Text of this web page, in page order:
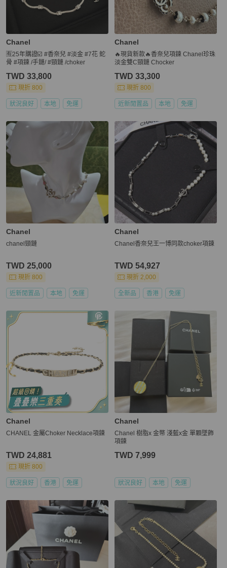
Chanel
🈶25年購證☑️ #香奈兒 #淡金 #7花 蛇
骨 #項鍊 /手鏈/ #頸鏈 /choker
TWD 33,800
現折 800
狀況良好 本地 免運
Chanel
🔥現貨新款🔥香奈兒項鍊 Chanel珍珠
淡金雙C頸鏈 Chocker
TWD 33,300
現折 800
近新閒置品 本地 免運
Chanel
chanel頸鏈
TWD 25,000
現折 800
近新閒置品 本地 免運
Chanel
Chanel香奈兒王一博同款choker項鍊
TWD 54,927
現折 2,000
全新品 香港 免運
Chanel
CHANEL 金屬Choker Necklace項鍊
TWD 24,881
現折 800
狀況良好 香港 免運
Chanel
Chanel 樹脂x 金幣 淺藍x金 單顆墜飾
項鍊
TWD 7,999
狀況良好 本地 免運